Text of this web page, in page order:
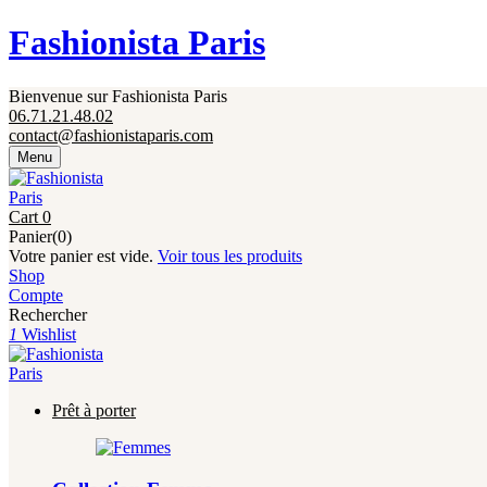
Fashionista Paris
Bienvenue sur Fashionista Paris
06.71.21.48.02
contact@fashionistaparis.com
Menu
Cart 0
Panier(0)
Votre panier est vide. Voir tous les produits
Shop
Compte
Rechercher
1 Wishlist
Prêt à porter
Fermeture annuelle du 17 juillet 16h au 12 août.